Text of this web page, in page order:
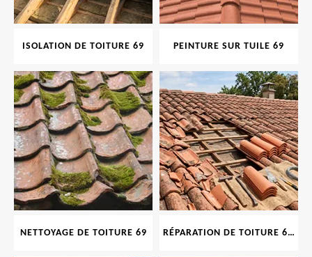
ISOLATION DE TOITURE 69 PEINTURE SUR TUILE 69
NETTOYAGE DE TOITURE 69 RÉPARATION DE TOITURE 69 RHONE, TUILES CASSÉES OU ABIMÉES